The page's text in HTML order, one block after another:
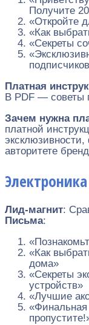
Получите
«Откройте
«Как
«Секреты
Платная
В PDF — советы
Зачем нужна
платной
авторитете
Лид-магнит:
Письма:
«Как
дома»
«Секреты
устройств»
«Лучшие